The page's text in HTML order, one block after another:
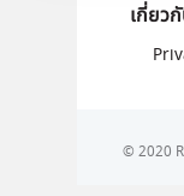
เกี่ยว
© 2020